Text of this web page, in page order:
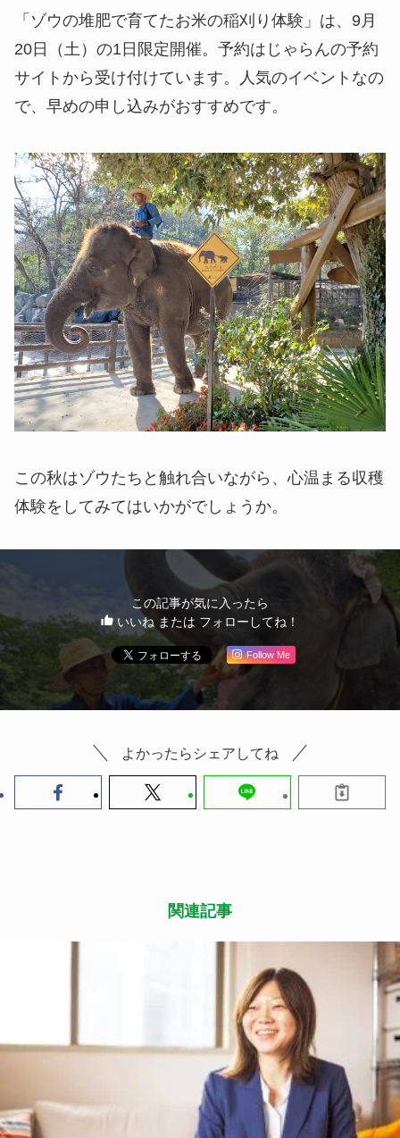
「ゾウの堆肥で育てたお米の稲刈り体験」は、9月
20日（土）の1日限定開催。予約はじゃらんの予約
サイトから受け付けています。人気のイベントなの
で、早めの申し込みがおすすめです。
この秋はゾウたちと触れ合いながら、心温まる収穫
体験をしてみてはいかがでしょうか。
この記事が気に入ったら
いいね または フォローしてね！
Follow Me
よかったらシェアしてね
関連記事